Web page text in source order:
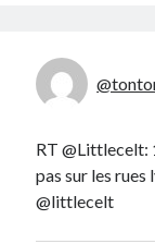
RT @Littlecelt:
pas sur les rues
@littlecelt